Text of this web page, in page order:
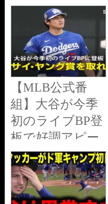
想、具志堅用高
はどちらを選
ぶ？徹底分析
【MLB公式番
組】大谷が今季
初のライブBP登
板で好調アピー
ル！「彼はサ
イ・ヤング賞を
獲得できる」